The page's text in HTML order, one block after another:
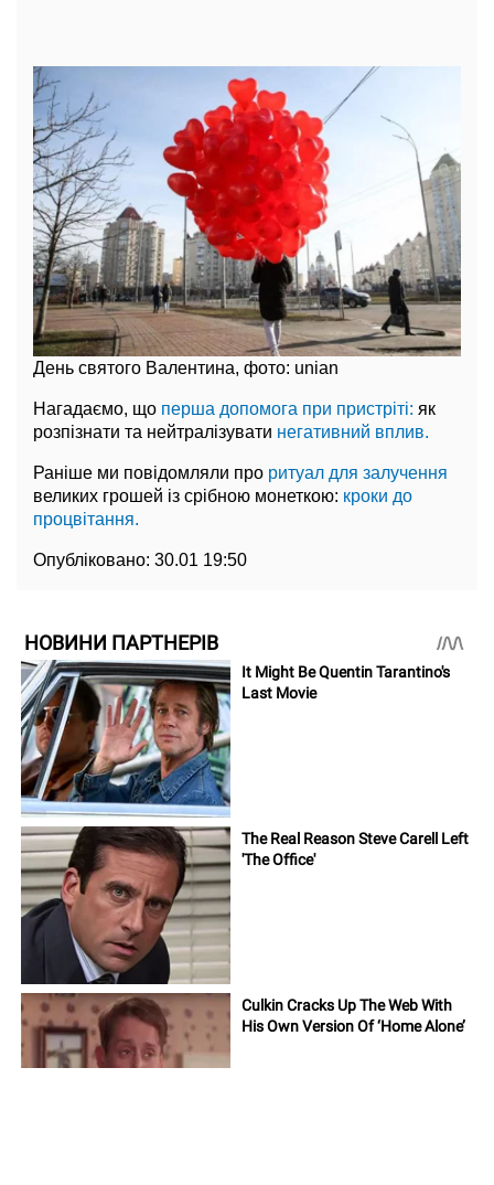
День святого Валентина, фото: unian
Нагадаємо, що перша допомога при пристріті: як
розпізнати та нейтралізувати негативний вплив.
Раніше ми повідомляли про ритуал для залучення
великих грошей із срібною монеткою: кроки до
процвітання.
Опубліковано: 30.01 19:50